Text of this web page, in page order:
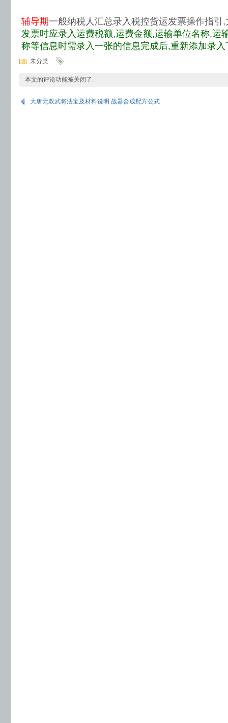
辅导期一般纳税人汇总录入税控货运发票操作指引
发票时应录入运费税额,运费金额,运输单位名称,运
称等信息时需录入一张的信息完成后,重新添加录入
未分类
本文的评论功能被关闭了.
大唐无双武将法宝及材料说明 战器合成配方公式